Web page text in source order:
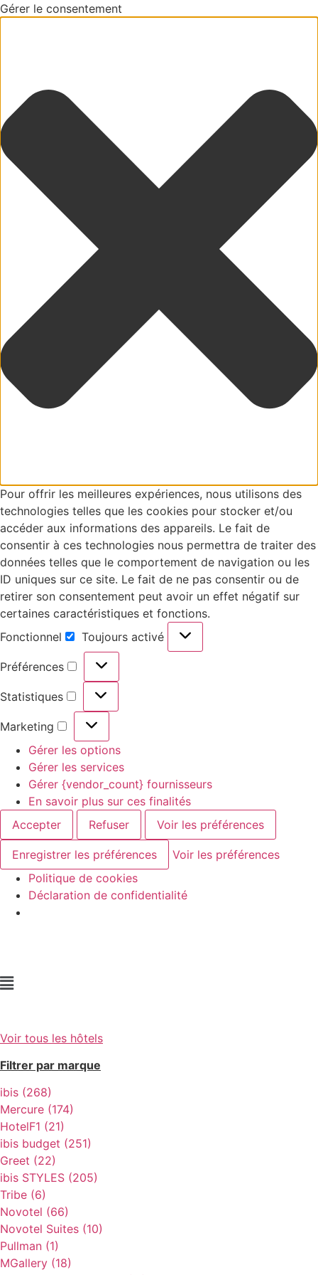
Gérer le consentement
Pour offrir les meilleures expériences, nous utilisons des
technologies telles que les cookies pour stocker et/ou
accéder aux informations des appareils. Le fait de
consentir à ces technologies nous permettra de traiter des
données telles que le comportement de navigation ou les
ID uniques sur ce site. Le fait de ne pas consentir ou de
retirer son consentement peut avoir un effet négatif sur
certaines caractéristiques et fonctions.
Fonctionnel
Toujours activé
Préférences
Statistiques
Marketing
Gérer les options
Gérer les services
Gérer {vendor_count} fournisseurs
En savoir plus sur ces finalités
Accepter
Refuser Voir les préférences
Enregistrer les préférences
Voir les préférences
Politique de cookies
Déclaration de confidentialité
Voir tous les hôtels
Filtrer par marque
ibis (268)
Mercure (174)
HotelF1 (21)
ibis budget (251)
Greet (22)
ibis STYLES (205)
Tribe (6)
Novotel (66)
Novotel Suites (10)
Pullman (1)
MGallery (18)